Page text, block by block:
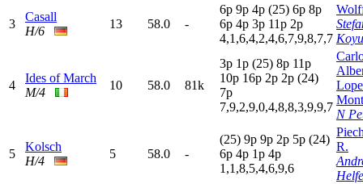
3
Casall
H/6
13 58.0 -
6p 9p 4p (25) 6p 8p
6p 4p 3p 11p 2p
4,1,6,4,2,4,6,7,9,8,7,7
4
Ides of March
M/4
10 58.0 81k
3p 1p (25) 8p 11p
10p 16p 2p 2p (24)
7p
7,9,2,9,0,4,8,8,3,9,9,7
N
5
Kolsch
H/4
5 58.0 -
(25) 9p 9p 2p 5p (24)
6p 4p 1p 4p
1,1,8,5,4,6,9,6
R.